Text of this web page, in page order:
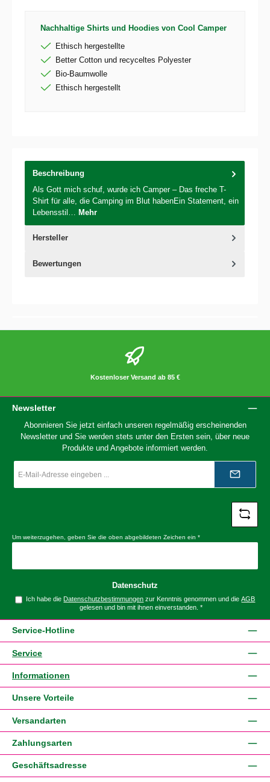
Nachhaltige Shirts und Hoodies von Cool Camper
Ethisch hergestellte
Better Cotton und recyceltes Polyester
Bio-Baumwolle
Ethisch hergestellt
Beschreibung
Als Gott mich schuf, wurde ich Camper – Das freche T-
Shirt für alle, die Camping im Blut habenEin Statement, ein
Lebensstil… Mehr
Hersteller
Bewertungen
Kostenloser Versand ab 85 €
Newsletter
Abonnieren Sie jetzt einfach unseren regelmäßig erscheinenden
Newsletter und Sie werden stets unter den Ersten sein, über neue
Produkte und Angebote informiert werden.
Mail-
*
Um weiterzugehen, geben Sie die oben abgebildeten Zeichen ein *
Datenschutz
Ich habe dieDatenschutzbestimmungen zur Kenntnis genommen und dieAGB
gelesen und bin mit ihnen einverstanden. *
Service-Hotline
Service
Informationen
Unsere Vorteile
Versandarten
Zahlungsarten
Geschäftsadresse